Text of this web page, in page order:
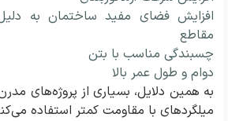
افزایش فضای مفید ساختمان به
مقاطع
چسبندگی مناسب با بتن
دوام و طول عمر بالا
میلگردهای با مقاومت کمتر استفاده